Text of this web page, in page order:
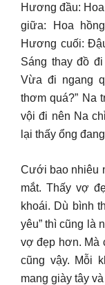
Hương đầu:
giữa: Hoa
Hương cuối:
Sáng thay đồ
Vừa đi ngang
thơm quá?” Na
vội đi nên Na
lại thấy ổng
Cưới bao nhiêu
mắt. Thấy vợ
khoái. Dù bình
yêu” thì cũng là
vợ đẹp hơn. Mà
cũng vậy. Mỗi
mang giày tây